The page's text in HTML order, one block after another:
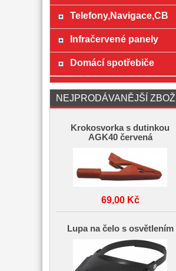
Telefony,Navigace,CB
Infračervené panely
Domácí spotřebiče
NEJPRODÁVANĚJŠÍ
Krokosvorka s dutinkou
AGK40 červená
69,00 Kč
Lupa na čelo s osvětlením